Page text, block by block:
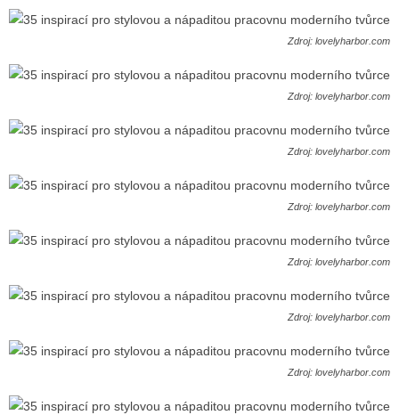
Zdroj: lovelyharbor.com
Zdroj: lovelyharbor.com
Zdroj: lovelyharbor.com
Zdroj: lovelyharbor.com
Zdroj: lovelyharbor.com
Zdroj: lovelyharbor.com
Zdroj: lovelyharbor.com